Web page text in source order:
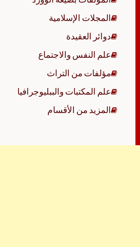
المجلات الإسلامية
دوائر العقيدة
علم النفس والاجتماع
مؤلفات من التراث
علم المكتبات والببليوجرافيا
المزيد من الأقسام